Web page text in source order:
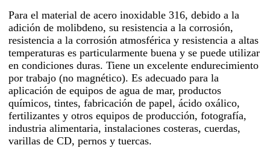
Para el material de acero inoxidable 316, debido a la
adición de molibdeno, su resistencia a la corrosión,
resistencia a la corrosión atmosférica y resistencia a altas
temperaturas es particularmente buena y se puede utilizar
en condiciones duras. Tiene un excelente endurecimiento
por trabajo (no magnético). Es adecuado para la
aplicación de equipos de agua de mar, productos
químicos, tintes, fabricación de papel, ácido oxálico,
fertilizantes y otros equipos de producción, fotografía,
industria alimentaria, instalaciones costeras, cuerdas,
varillas de CD, pernos y tuercas.